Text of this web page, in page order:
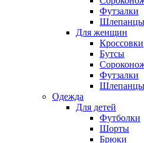
Футзалки
Шлепанцы
Для женщин
Кроссовки
Бутсы
Футзалки
Шлепанцы
Одежда
Для детей
Футболки
Шорты
Брюки